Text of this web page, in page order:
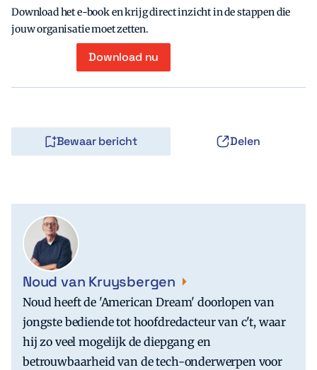
Download het e-book en krijg direct inzicht in de stappen die
jouw organisatie moet zetten.
Download nu
Bewaar bericht Delen
Noud van Kruysbergen
Noud heeft de 'American Dream' doorlopen van
jongste bediende tot hoofdredacteur van c't, waar
hij zo veel mogelijk de diepgang en
betrouwbaarheid van de tech-onderwerpen voor